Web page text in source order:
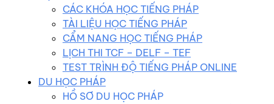
CÁC KHÓA HỌC TIẾNG PHÁP
TÀI LIỆU HỌC TIẾNG PHÁP
CẨM NANG HỌC TIẾNG PHÁP
LỊCH THI TCF – DELF – TEF
TEST TRÌNH ĐỘ TIẾNG PHÁP ONLINE
DU HỌC PHÁP
HỒ SƠ DU HỌC PHÁP